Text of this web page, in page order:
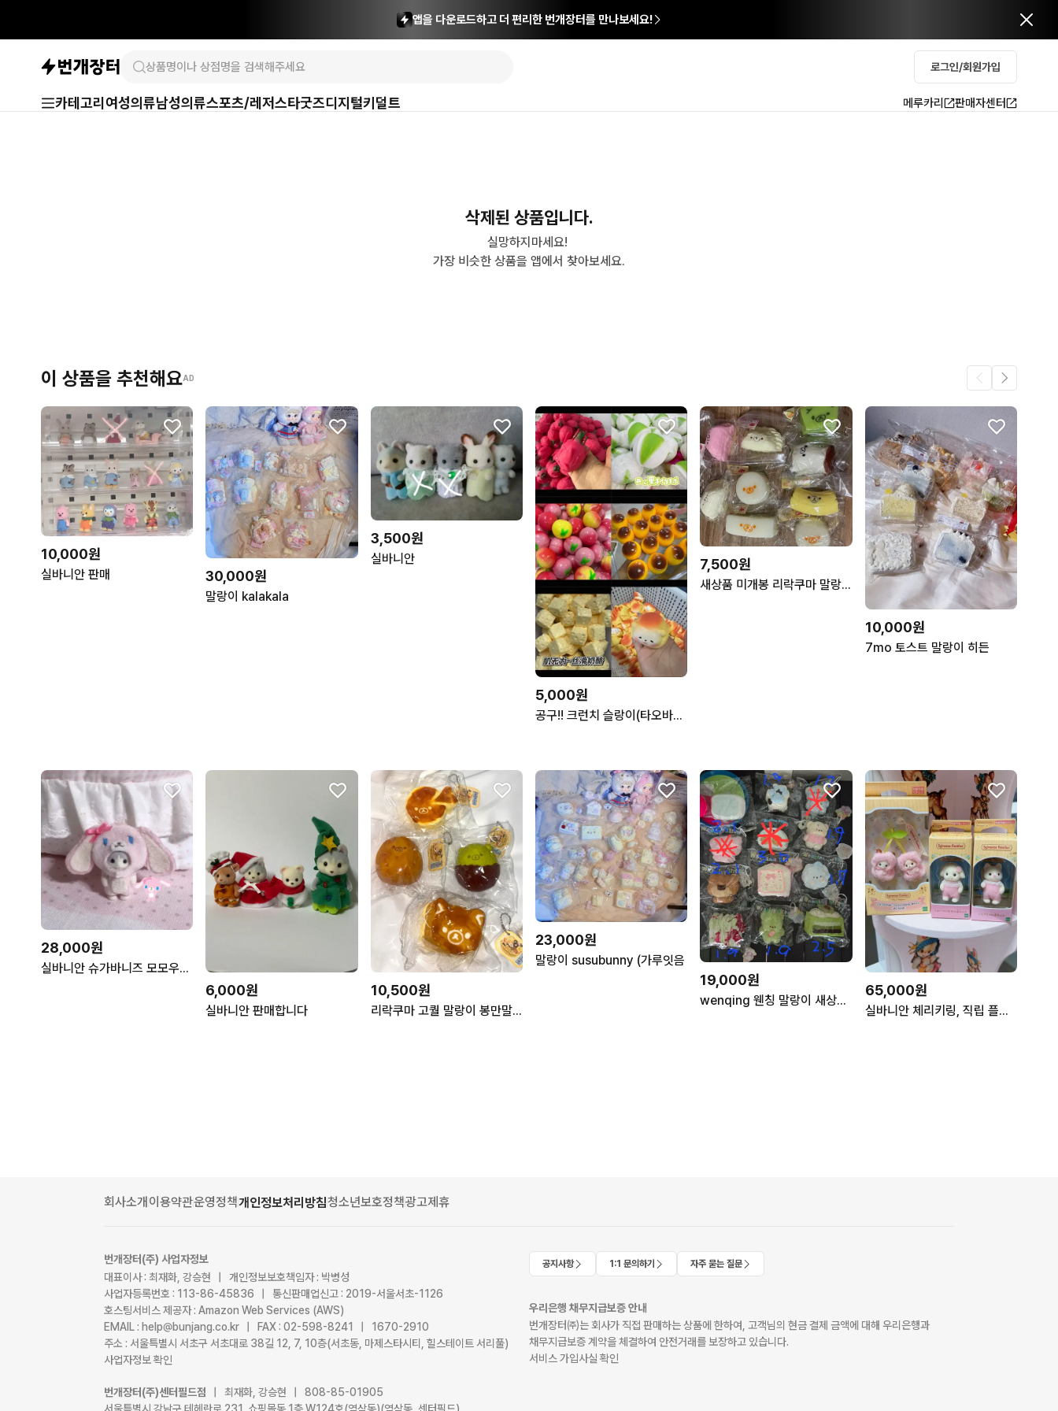
앱을 다운로드하고 더 편리한 번개장터를 만나보세요!
로그인/회원가입
카테고리 여성의류남성의류스포츠/레저스타굿즈디지털키덜트 메루카리 판매자센터
삭제된 상품입니다.
실망하지마세요!
가장 비슷한 상품을 앱에서 찾아보세요.
이 상품을 추천해요AD
10,000원
실바니안 판매 30,000원
말랑이 kalakala
3,500원
실바니안
5,000원
공구!! 크런치 슬랑이(타오바오)
7,500원
새상품 미개봉 리락쿠마 말랑이 멜론 무 핑크 만두 버섯
10,000원
7mo 토스트 말랑이 히든
28,000원
실바니안 슈가바니즈 모모우사 수제옷
6,000원
실바니안 판매합니다
10,500원
리락쿠마 고퀄 말랑이 봉만말 owo
23,000원
말랑이 susubunny (가루잇음
19,000원
wenqing 웬칭 말랑이 새상품입니다
65,000원
실바니안 체리키링, 직립 플로라토끼, 여우 일괄
회사소개 이용약관운영정책개인정보처리방침청소년보호정책광고제휴
번개장터(주) 사업자정보
대표이사 : 최재화, 강승현 | 개인정보보호책임자 : 박병성
사업자등록번호 : 113-86-45836 | 통신판매업신고 : 2019-서울서초-1126
호스팅서비스 제공자 : Amazon Web Services (AWS)
EMAIL : help@bunjang.co.kr | FAX : 02-598-8241 | 1670-2910
주소 : 서울특별시 서초구 서초대로 38길 12, 7, 10층(서초동, 마제스타시티, 힐스테이트 서리풀)
사업자정보 확인
번개장터(주)센터필드점
| 최재화, 강승현 | 808-85-01905
공지사항 1:1 문의하기 자주 묻는 질문
우리은행 채무지급보증 안내
번개장터㈜는 회사가 직접 판매하는 상품에 한하여, 고객님의 현금 결제 금액에 대해 우리은행과
채무지급보증 계약을 체결하여 안전거래를 보장하고 있습니다.
서비스 가입사실 확인